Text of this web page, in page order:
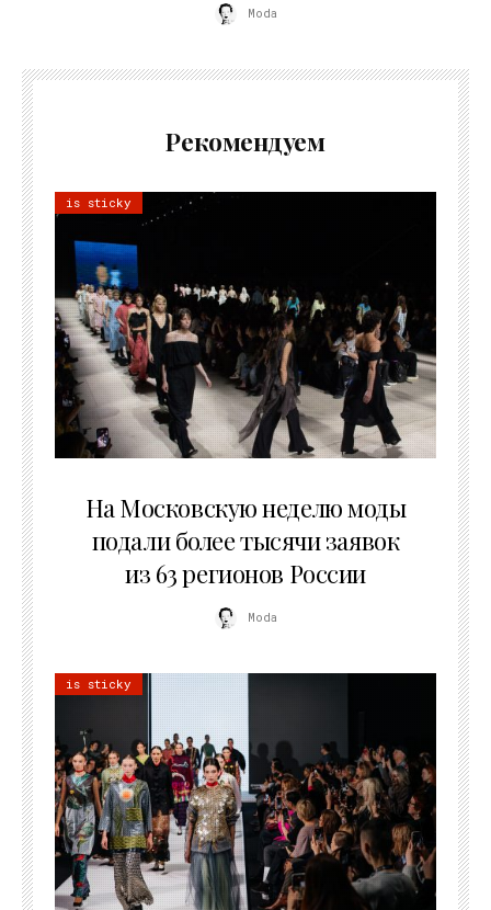
Moda
Рекомендуем
is sticky
На Московскую неделю моды
подали более тысячи заявок
из 63 регионов России
Moda
is sticky